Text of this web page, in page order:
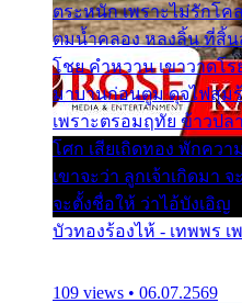
ตระหนัก เพราะไม่รักโ
ตมน้ำคลอง หลงลิ้น ที่สิ้น
โชย คำหวาน เขาวาดโ
มาบานก่อนตูม ดุจไฟสุม
เพราะตรอมฤทัย ข้าวปล
โศก เสียเถิดทอง พักควา
เขาจะว่า ลูกเจ้าเกิดมา
จะตั้งชื่อให้ ว่าไอ้บังเอิญ
บัวทองร้องไห้ - เทพพร
109 views • 06.07.2569